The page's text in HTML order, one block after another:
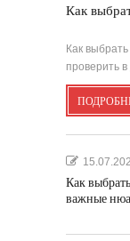
Как
Как выбрать
проверить
Как
важные